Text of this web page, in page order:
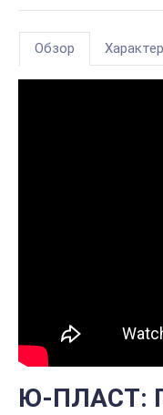
Обзор
Ю-ПЛАСТ: